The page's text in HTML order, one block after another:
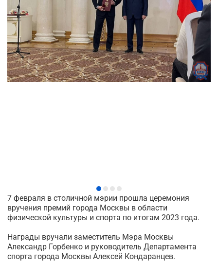
7 февраля в столичной мэрии прошла церемония
вручения премий города Москвы в области
физической культуры и спорта по итогам 2023 года.
Награды вручали заместитель Мэра Москвы
Александр Горбенко и руководитель Департамента
спорта города Москвы Алексей Кондаранцев.